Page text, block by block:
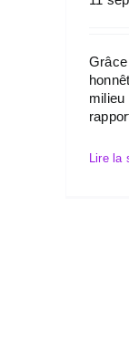
milieu
Lire la